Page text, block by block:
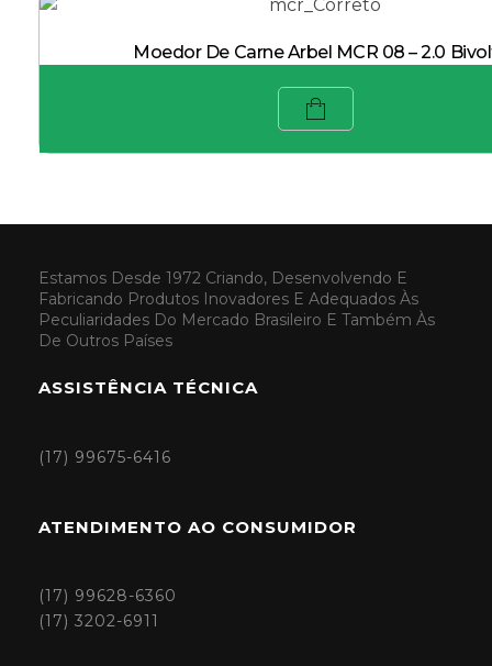
Moedor De Carne Arbel MCR 08 – 2.0
Estamos Desde 1972 Criando, Desenvolvendo E
Fabricando Produtos Inovadores E Adequados Às
Peculiaridades Do Mercado Brasileiro E Também Às
De Outros Países
ASSISTÊNCIA TÉCNICA
(17) 99675-6416
ATENDIMENTO AO CONSUMIDOR
(17) 99628-6360
(17) 3202-6911